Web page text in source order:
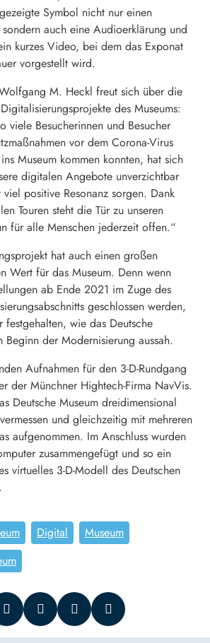
Symbol nicht nur einen
auch eine Audioerklärung und
kurzes Video, bei dem das Exponat
vorgestellt wird.
M. Heckl freut sich über die
des Museums:
viele Besucherinnen und Besucher
vor dem Corona-Virus
Museum kommen konnten, hat sich
digitalen Angebote unverzichtbar
positive Resonanz sorgen. Dank
Touren steht die Tür zu unseren
für alle Menschen jederzeit offen.“
hat auch einen großen
Wert für das Museum. Denn wenn
ab Ende 2021 im Zuge des
geschlossen werden,
festgehalten, wie das Deutsche
Beginn der Modernisierung aussah.
Aufnahmen für den 3-D-Rundgang
der Münchner Hightech-Firma NavVis.
Deutsche Museum dreidimensional
und gleichzeitig mit mehreren
aufgenommen. Im Anschluss wurden
zusammengefügt und so ein
virtuelles 3-D-Modell des Deutschen
Digital
Museum